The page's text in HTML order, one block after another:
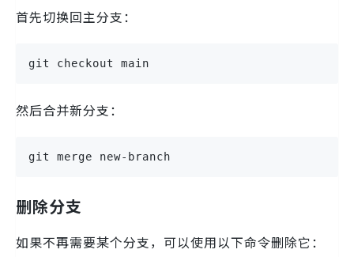
首先切换回主分支：
git checkout main
然后合并新分支：
git merge new-branch
删除分支
如果不再需要某个分支，可以使用以下命令删除它：